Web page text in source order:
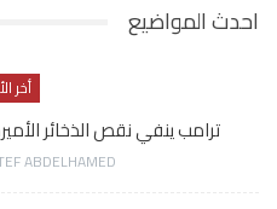
احدث المواضيع
أخر
ترامب ينفي نقص الذخائر